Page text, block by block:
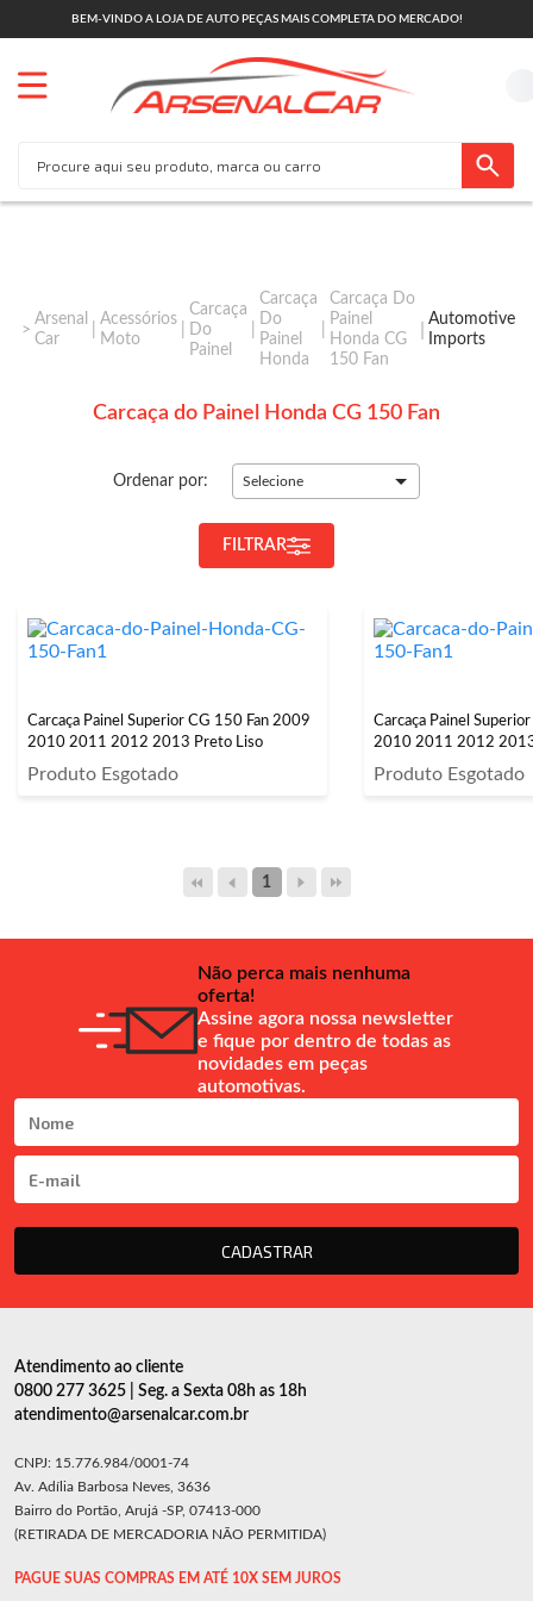
BEM-VINDO A LOJA DE AUTO PEÇAS MAIS COMPLETA DO MERCADO!
Arsenal
Car
Acessórios
Moto
Carcaça
Do
Painel
Carcaça
Do
Painel
Honda
Carcaça Do
Painel
Honda CG
150 Fan
Automotive
Imports
Carcaça do Painel Honda CG 150 Fan
Ordenar por: Selecione
FILTRAR
Carcaça Painel Superior CG 150 Fan 2009
2010 2011 2012 2013 Preto Liso
Produto Esgotado
Carcaça Painel
2010 2011 2012
Produto Esgotado
1
Não perca mais nenhuma
oferta!
Assine agora nossa newsletter
e fique por dentro de todas as
novidades em peças
automotivas.
CADASTRAR
Atendimento ao cliente
0800 277 3625 | Seg. a Sexta 08h as 18h
atendimento@arsenalcar.com.br
CNPJ: 15.776.984/0001-74
Av. Adília Barbosa Neves, 3636
Bairro do Portão, Arujá -SP, 07413-000
(RETIRADA DE MERCADORIA NÃO PERMITIDA)
PAGUE SUAS COMPRAS EM ATÉ 10X SEM JUROS